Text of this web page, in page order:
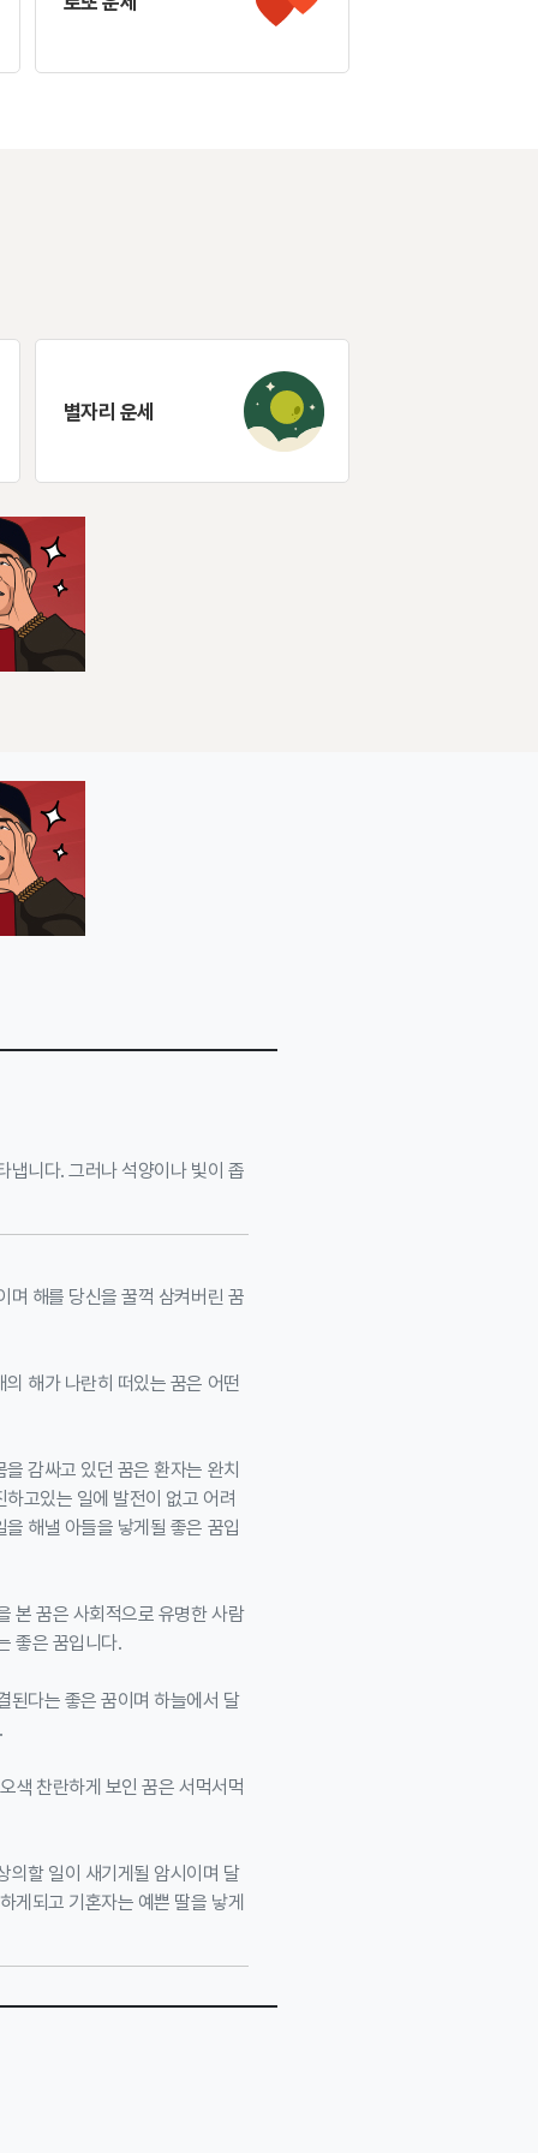
별자리 운세
냅니다. 그러나 석양이나 빛이 좁
며 해를 당신을 꿀꺽 삼켜버린 꿈
해가 나란히 떠있는 꿈은 어떤
감싸고 있던 꿈은 환자는 완치
고있는 일에 발전이 없고 어려
해낼 아들을 낳게될 좋은 꿈입
본 꿈은 사회적으로 유명한 사람
좋은 꿈입니다.
된다는 좋은 꿈이며 하늘에서 달
색 찬란하게 보인 꿈은 서먹서먹
의할 일이 새기게될 암시이며 달
게되고 기혼자는 예쁜 딸을 낳게